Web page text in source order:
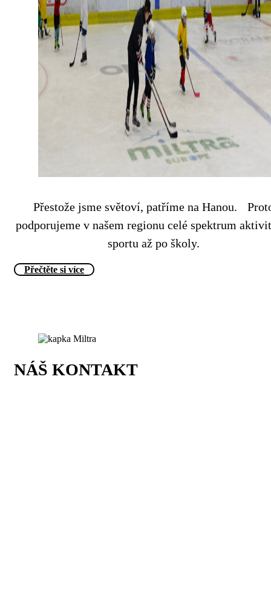
Přestože jsme světoví, patříme na Hanou.
podporujeme v našem regionu celé spektrum
sportu až po školy.
Přečtěte si více
NÁŠ KONTAKT